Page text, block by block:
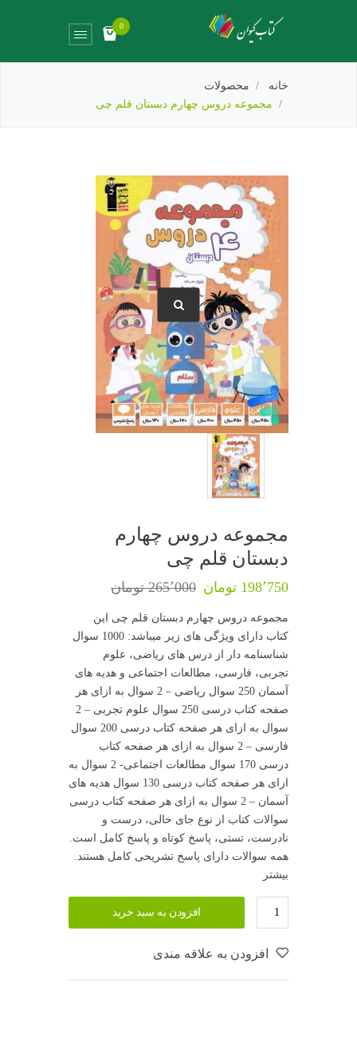
0
خانه
محصولات
مجموعه دروس چهارم دبستان قلم چی
مجموعه دروس چهارم
دبستان قلم چی
198٬750 تومان 265٬000 تومان
مجموعه دروس چهارم دبستان قلم چی این
کتاب دارای ویژگی های زیر میباشد: 1000 سوال
شناسنامه دار از درس های ریاضی، علوم
تجربی، فارسی، مطالعات اجتماعی و هدیه های
آسمان 250 سوال ریاضی – 2 سوال به ازای هر
صفحه کتاب درسی 250 سوال علوم تجربی – 2
سوال به ازای هر صفحه کتاب درسی 200 سوال
فارسی – 2 سوال به ازای هر صفحه کتاب
درسی 170 سوال مطالعات اجتماعی- 2 سوال به
ازای هر صفحه کتاب درسی 130 سوال هدیه های
آسمان – 2 سوال به ازای هر صفحه کتاب درسی
سوالات کتاب از نوع جای خالی، درست و
نادرست، تستی، پاسخ کوتاه و پاسخ کامل است.
همه سوالات دارای پاسخ تشریحی کامل هستند.
بیشتر
افزودن به سبد خرید
افزودن به علاقه مندی